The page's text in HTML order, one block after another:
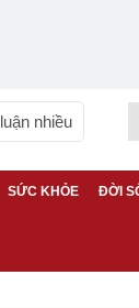
nhiều
SỨC KHỎE ĐỜI